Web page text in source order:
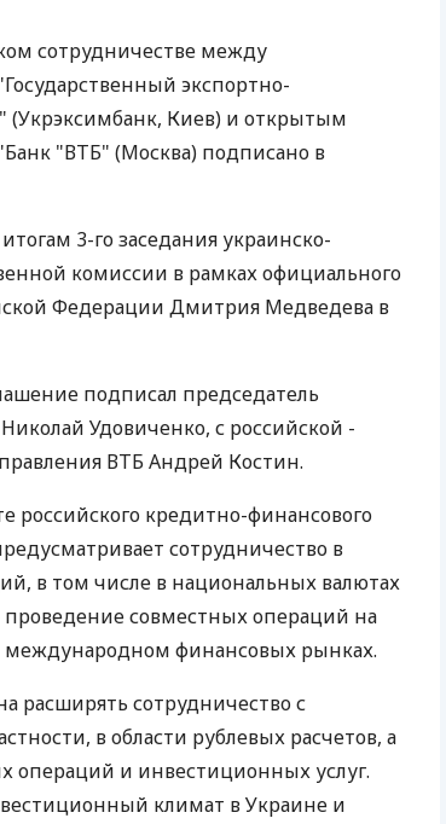
КЕШБЭКА
БАНКОВСКИМ КАРТАМ
сотрудничестве между
экспортно-
Киев) и открытым
"ВТБ" (Москва) подписано в
3-го заседания украинско-
комиссии в рамках официального
Федерации Дмитрия Медведева в
подписал председатель
Удовиченко, с российской -
ВТБ Андрей Костин.
российского кредитно-финансового
сотрудничество в
в том числе в национальных валютах
совместных операций на
международном финансовых рынках.
расширять сотрудничество с
в области рублевых расчетов, а
операций и инвестиционных услуг.
климат в Украине и